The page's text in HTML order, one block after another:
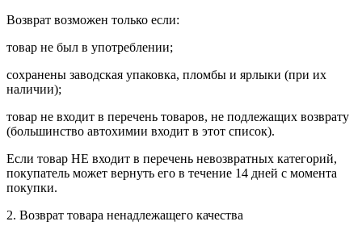
Возврат возможен только если:
товар не был в употреблении;
сохранены заводская упаковка, пломбы и ярлыки (при их
наличии);
товар не входит в перечень товаров, не подлежащих возврату
(большинство автохимии входит в этот список).
Если товар НЕ входит в перечень невозвратных категорий,
покупатель может вернуть его в течение 14 дней с момента
покупки.
2. Возврат товара ненадлежащего качества